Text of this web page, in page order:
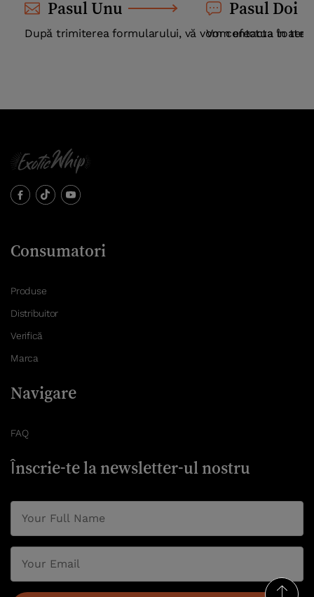
Pasul Unu
După trimiterea formularului, vă vom contacta în
Pasul Doi
Vom efectua toate
Consumatori
Produse
Distribuitor
Verifică
Marca
Navigare
FAQ
Înscrie-te la newsletter-ul nostru